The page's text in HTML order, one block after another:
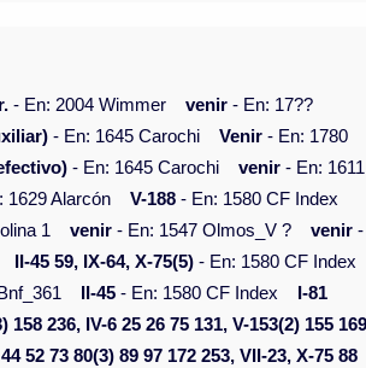
- En: 2004 Wimmer venir - En: 17??
- En: 1645 Carochi Venir - En: 1780
- En: 1645 Carochi venir - En: 1611
1629 Alarcón V-188 - En: 1580 CF Index
1 venir - En: 1547 Olmos_V ? venir -
II-45 59, IX-64, X-75(5) - En: 1580 CF Index
II-45 - En: 1580 CF Index
I-81
158 236, IV-6 25 26 75 131, V-153(2) 155
52 73 80(3) 89 97 172 253, VII-23, X-75 88